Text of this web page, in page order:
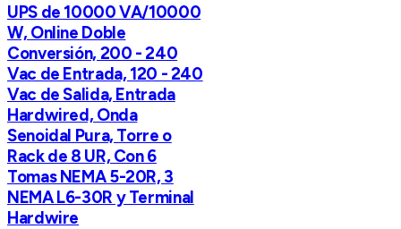
UPS de 10000 VA/10000
W, Online Doble
Conversión, 200 - 240
Vac de Entrada, 120 - 240
Vac de Salida, Entrada
Hardwired, Onda
Senoidal Pura, Torre o
Rack de 8 UR, Con 6
Tomas NEMA 5-20R, 3
NEMA L6-30R y Terminal
Hardwire